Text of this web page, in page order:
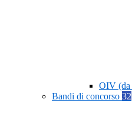
OIV (da
Bandi di concorso 32